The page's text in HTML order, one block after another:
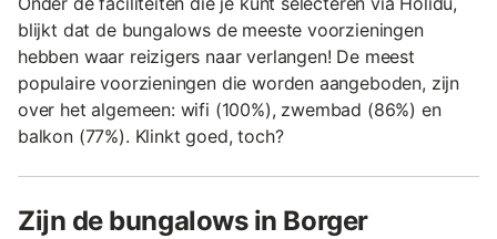
blijkt dat de bungalows de meeste voorzieningen
hebben waar reizigers naar verlangen! De meest
populaire voorzieningen die worden aangeboden, zijn
over het algemeen: wifi (100%), zwembad (86%) en
balkon (77%). Klinkt goed, toch?
Zijn de bungalows in Borger